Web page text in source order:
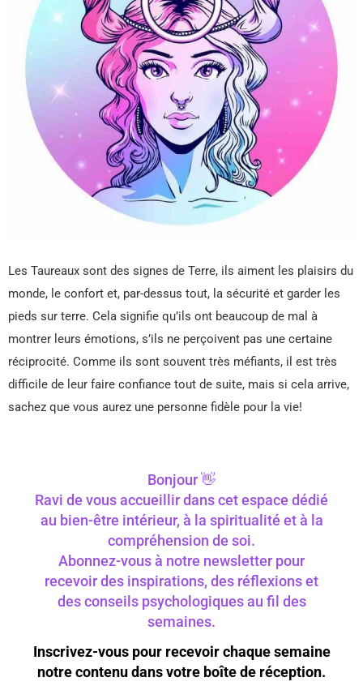
Les Taureaux sont des signes de Terre, ils aiment les plaisirs du
monde, le confort et, par-dessus tout, la sécurité et garder les
pieds sur terre. Cela signifie qu’ils ont beaucoup de mal à
montrer leurs émotions, s’ils ne perçoivent pas une certaine
réciprocité. Comme ils sont souvent très méfiants, il est très
difficile de leur faire confiance tout de suite, mais si cela arrive,
sachez que vous aurez une personne fidèle pour la vie!
Bonjour 👋
Ravi de vous accueillir dans cet espace dédié
au bien-être intérieur, à la spiritualité et à la
compréhension de soi.
Abonnez-vous à notre newsletter pour
recevoir des inspirations, des réflexions et
des conseils psychologiques au fil des
semaines.
Inscrivez-vous pour recevoir chaque semaine
notre contenu dans votre boîte de réception.